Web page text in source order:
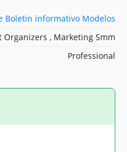
Boletin informativo Modelos
Organizers , Marketing Smm
Professional